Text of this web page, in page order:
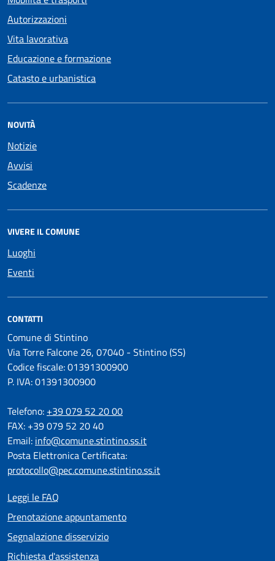
Autorizzazioni
Vita lavorativa
Educazione e formazione
Catasto e urbanistica
NOVITÀ
Notizie
Avvisi
Scadenze
VIVERE IL COMUNE
Luoghi
Eventi
CONTATTI
Comune di Stintino
Via Torre Falcone 26, 07040 - Stintino (SS)
Codice fiscale: 01391300900
P. IVA: 01391300900
Telefono: +39 079 52 20 00
FAX: +39 079 52 20 40
Email: info@comune.stintino.ss.it
Posta Elettronica Certificata:
protocollo@pec.comune.stintino.ss.it
Leggi le FAQ
Prenotazione appuntamento
Segnalazione disservizio
Richiesta d'assistenza